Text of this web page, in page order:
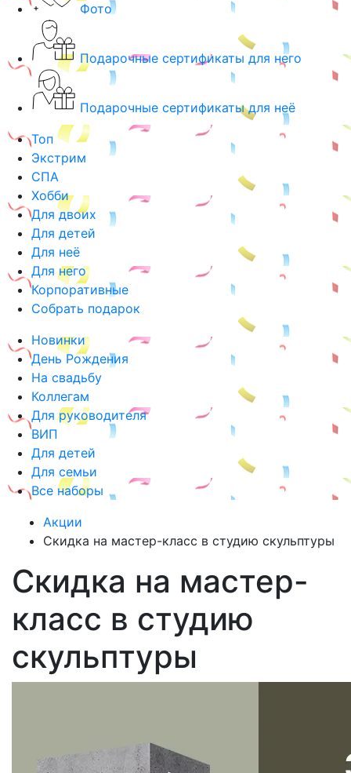
Фото
Подарочные сертификаты для него
Подарочные сертификаты для неё
Топ
Экстрим
СПА
Хобби
Для двоих
Для детей
Для неё
Для него
Корпоративные
Собрать подарок
Новинки
День Рождения
На свадьбу
Коллегам
Для руководителя
ВИП
Для детей
Для семьи
Все наборы
Акции
Скидка на мастер-класс в студию скульптуры
Скидка на мастер-
класс в студию
скульптуры